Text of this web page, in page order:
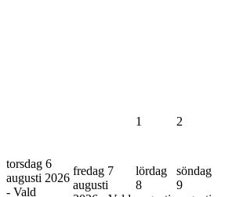
1 2
torsdag 6
augusti 2026
- Vald
fredag 7
augusti
lördag
8
söndag
9